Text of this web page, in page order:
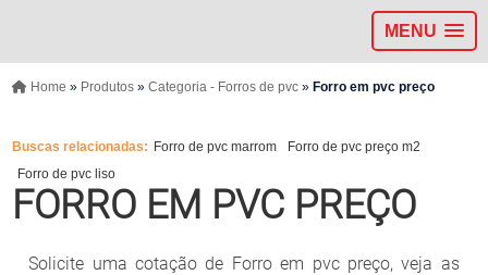
MENU
Home » Produtos» Categoria - Forros de pvc» Forro em pvc preço
Buscas relacionadas: Forro de pvc marrom
Forro de pvc preço m2
Forro de pvc liso
FORRO EM PVC PREÇO
Solicite uma cotação de Forro em pvc preço, veja as